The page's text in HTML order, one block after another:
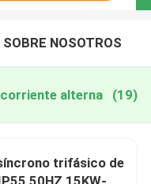
SOBRE NOSOTROS
alterna (19)
trifásico de
50HZ 15KW-